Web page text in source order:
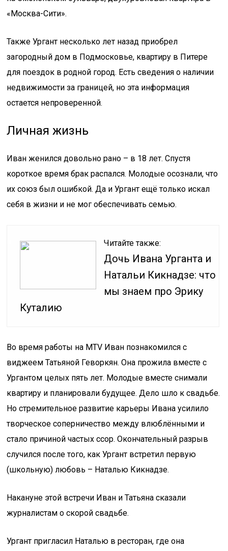
«Москва-Сити».
Также Ургант несколько лет назад приобрел
загородный дом в Подмосковье, квартиру в Питере
для поездок в родной город. Есть сведения о наличии
недвижимости за границей, но эта информация
остается непроверенной.
Личная жизнь
Иван женился довольно рано – в 18 лет. Спустя
короткое время брак распался. Молодые осознали, что
их союз был ошибкой. Да и Ургант ещё только искал
себя в жизни и не мог обеспечивать семью.
Читайте также:
Дочь Ивана Урганта и
Натальи Кикнадзе: что
мы знаем про Эрику
Куталию
Во время работы на MTV Иван познакомился с
виджеем Татьяной Геворкян. Она прожила вместе с
Ургантом целых пять лет. Молодые вместе снимали
квартиру и планировали будущее. Дело шло к свадьбе.
Но стремительное развитие карьеры Ивана усилило
творческое соперничество между влюблёнными и
стало причиной частых ссор. Окончательный разрыв
случился после того, как Ургант встретил первую
(школьную) любовь – Наталью Кикнадзе.
Накануне этой встречи Иван и Татьяна сказали
журналистам о скорой свадьбе.
Ургант пригласил Наталью в ресторан, где она